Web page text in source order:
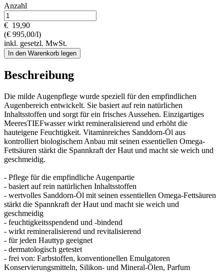
Anzahl
€ 19,90
(€ 995,00/l)
inkl. gesetzl. MwSt.
In den Warenkorb legen
Beschreibung
Die milde Augenpflege wurde speziell für den empfindlichen
Augenbereich entwickelt. Sie basiert auf rein natürlichen
Inhaltsstoffen und sorgt für ein frisches Aussehen. Einzigartiges
MeeresTIEFwasser wirkt remineralisierend und erhöht die
hauteigene Feuchtigkeit. Vitaminreiches Sanddorn-Öl aus
kontrolliert biologischem Anbau mit seinen essentiellen Omega-
Fettsäuren stärkt die Spannkraft der Haut und macht sie weich und
geschmeidig.
- Pflege für die empfindliche Augenpartie
- basiert auf rein natürlichen Inhaltsstoffen
- wertvolles Sanddorn-Öl mit seinen essentiellen Omega-Fettsäuren
stärkt die Spannkraft der Haut und macht sie weich und
geschmeidig
- feuchtigkeitsspendend und -bindend
- wirkt remineralisierend und revitalisierend
- für jeden Hauttyp geeignet
- dermatologisch getestet
- frei von: Farbstoffen, konventionellen Emulgatoren
Konservierungsmitteln, Silikon- und Mineral-Ölen, Parfum